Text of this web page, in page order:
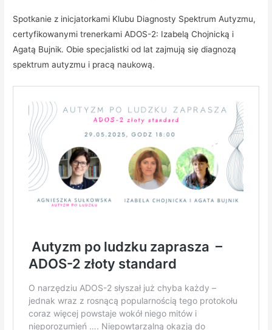
Spotkanie z inicjatorkami Klubu Diagnosty Spektrum Autyzmu,
certyfikowanymi trenerkami ADOS-2: Izabelą Chojnicką i
Agatą Bujnik. Obie specjalistki od lat zajmują się diagnozą
spektrum autyzmu i pracą naukową.